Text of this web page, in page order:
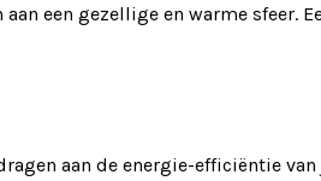
een gezellige en warme sfeer.
aan de energie-efficiëntie van